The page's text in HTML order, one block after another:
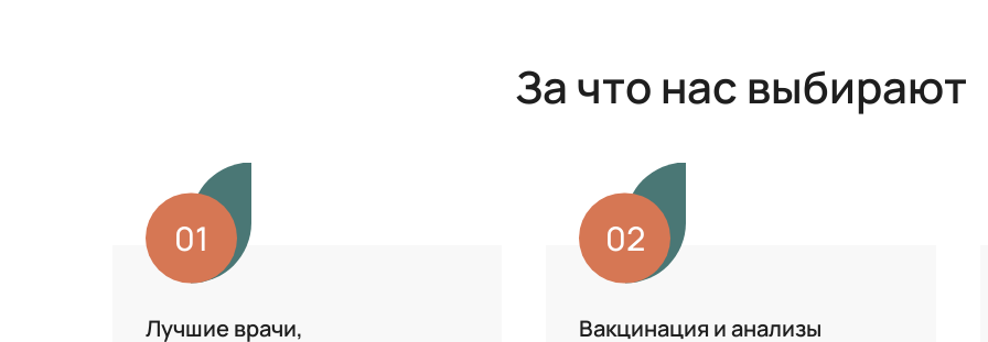
За что нас выбирают
01
Лучшие врачи,
02
Вакцинация и анализы